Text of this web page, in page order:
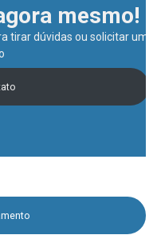
mesmo!
tirar dúvidas ou solicitar um